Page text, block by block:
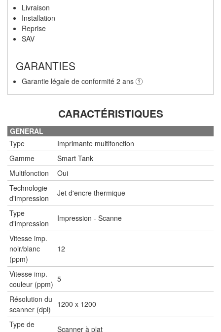
Livraison
Installation
Reprise
SAV
GARANTIES
Garantie légale de conformité 2 ans
CARACTÉRISTIQUES
GENERAL
Type
Imprimante multifonction
Gamme
Smart Tank
Multifonction
Oui
Technologie
d'impression
Jet d'encre thermique
Type
d'impression
Impression - Scanne
Vitesse imp.
noir/blanc
(ppm)
12
Vitesse imp.
couleur (ppm)
5
Résolution du
scanner (dpi)
1200 x 1200
Type de
Scanner à plat